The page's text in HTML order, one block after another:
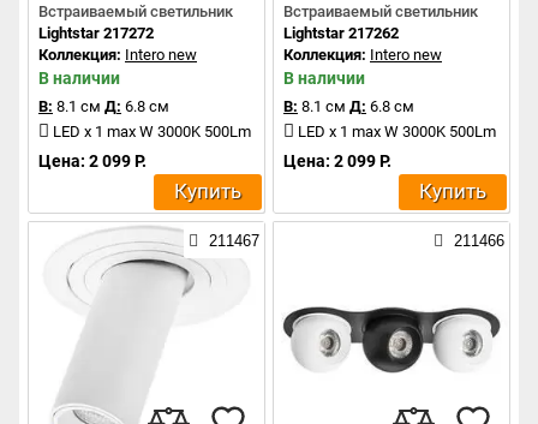
Встраиваемый светильник
Lightstar 217272
Коллекция: Intero new
В наличии
В: 8.1 см Д: 6.8 см
LED x 1 max W 3000K 500Lm
Цена: 2 099 Р.
Купить
Встраиваемый светильник
Lightstar 217262
Коллекция: Intero new
В наличии
В: 8.1 см Д: 6.8 см
LED x 1 max W 3000K 500Lm
Цена: 2 099 Р.
Купить
211467 211466